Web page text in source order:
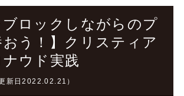
ブロックしながらのプ
おう！】クリスティア
ウド実践
新日2022.02.21）